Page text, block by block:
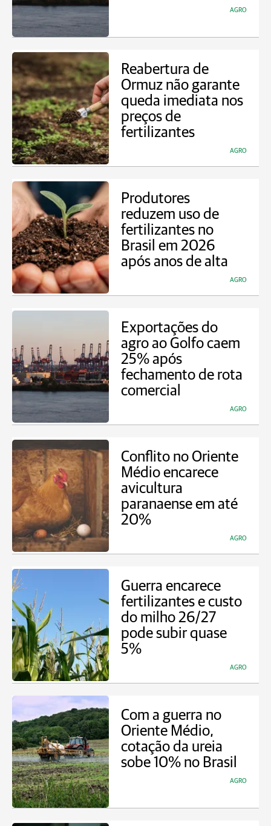
AGRO
Reabertura de
Ormuz não garante
queda imediata nos
preços de
fertilizantes
AGRO
Produtores
reduzem uso de
fertilizantes no
Brasil em 2026
após anos de alta
AGRO
Exportações do
agro ao Golfo caem
25% após
fechamento de rota
comercial
AGRO
Conflito no Oriente
Médio encarece
avicultura
paranaense em até
20%
AGRO
Guerra encarece
fertilizantes e custo
do milho 26/27
pode subir quase
5%
AGRO
Com a guerra no
Oriente Médio,
cotação da ureia
sobe 10% no Brasil
AGRO